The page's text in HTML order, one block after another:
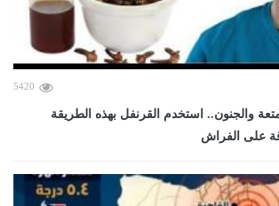
5420
والجنون.. استخدم القرنفل بهذه الطريقة
على الفراش